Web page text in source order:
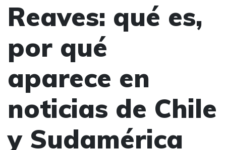
Reaves: qué es,
por qué
aparece en
noticias de Chile
y Sudamérica